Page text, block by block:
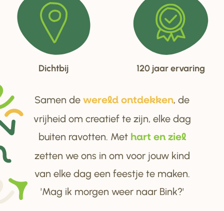
Dichtbij 120 jaar ervaring
Samen de wereld ontdekken, de
vrijheid om creatief te zijn, elke dag
buiten ravotten. Met hart en ziel
zetten we ons in om voor jouw kind
van elke dag een feestje te maken.
'Mag ik morgen weer naar Bink?'